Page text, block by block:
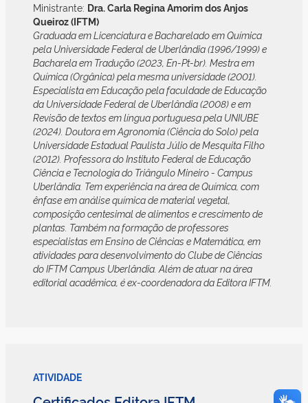
Ministrante: Dra. Carla Regina Amorim dos Anjos
Queiroz (IFTM)
Graduada em Licenciatura e Bacharelado em Química
pela Universidade Federal de Uberlândia (1996/1999) e
Bacharela em Tradução (2023, En-Pt-br). Mestra em
Química (Orgânica) pela mesma universidade (2001).
Especialista em Educação pela faculdade de Educação
da Universidade Federal de Uberlândia (2008) e em
Revisão de textos em língua portuguesa pela UNIUBE
(2024). Doutora em Agronomia (Ciência do Solo) pela
Universidade Estadual Paulista Júlio de Mesquita Filho
(2012). Professora do Instituto Federal de Educação
Ciência e Tecnologia do Triângulo Mineiro - Campus
Uberlândia. Tem experiência na área de Química, com
ênfase em análise química de material vegetal,
composição centesimal de alimentos e crescimento de
plantas. Também na formação de professores
especialistas em Ensino de Ciências e Matemática, em
atividades para desenvolvimento do Clube de Ciências
do IFTM Campus Uberlândia. Além de atuar na área
editorial acadêmica, é ex-coordenadora da Editora IFTM.
ATIVIDADE